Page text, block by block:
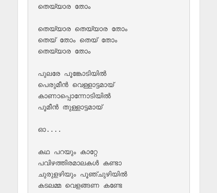
തെയ്യാര തോം
തെയ്യാര തെയ്യാര തോം
തെയ് തോം തെയ് തോം
തെയ്യാര തോം
പുലരേ പൂങ്കോടിയില്‍
പെരുമീന്‍ വെള്ളാട്ടമായ്
കാണാപ്പൊന്നോടിയില്‍
പൂമീന്‍ തുള്ളാട്ടമായ്
ഓ....
കഥ പറയും കാറ്റേ
പവിഴത്തിരമാലകള്‍ കണ്ടാ
ചുരുളഴിയും പൂഞ്ചുഴിയില്‍
കടലമ്മ വെളങ്ങണ കണ്ടേ